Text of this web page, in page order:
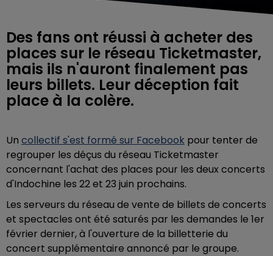
Des fans ont réussi à acheter des
places sur le réseau Ticketmaster,
mais ils n'auront finalement pas
leurs billets. Leur déception fait
place à la colère.
Un collectif s'est formé sur Facebook pour tenter de
regrouper les déçus du réseau Ticketmaster
concernant l'achat des places pour les deux concerts
d'Indochine les 22 et 23 juin prochains.
Les serveurs du réseau de vente de billets de concerts
et spectacles ont été saturés par les demandes le 1er
février dernier, à l'ouverture de la billetterie du
concert supplémentaire annoncé par le groupe.